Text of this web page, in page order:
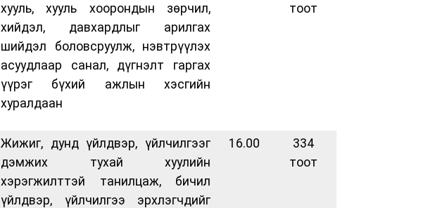
хууль, хууль хоорондын зөрчил,
хийдэл, давхардлыг арилгах
шийдэл боловсруулж, нэвтрүүлэх
асуудлаар санал, дүгнэлт гаргах
үүрэг бүхий ажлын хэсгийн
хуралдаан
тоот
Жижиг, дунд үйлдвэр, үйлчилгээг
дэмжих тухай хуулийн
хэрэгжилттэй танилцаж, бичил
үйлдвэр, үйлчилгээ эрхлэгчдийг
16.00
334
тоот